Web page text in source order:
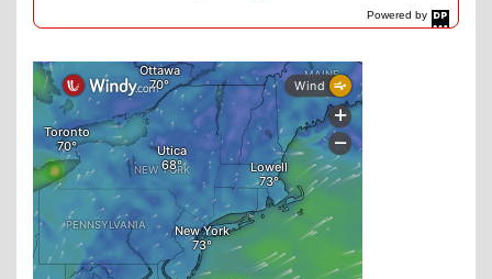
Powered by
DaysPedia.com